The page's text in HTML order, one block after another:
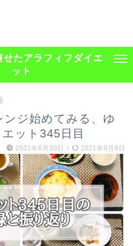
せたアラフィフダイエ
ット
ジ始めてみる、ゆ
ット345日目
2021年6月20日 / 2021年9月8日